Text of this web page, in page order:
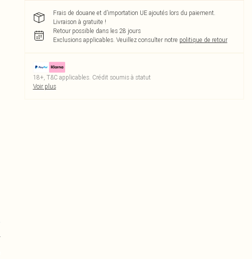
Frais de douane et d’importation UE ajoutés lors du paiement.
Livraison à gratuite !
Retour possible dans les 28 jours
Exclusions applicables. Veuillez consulter notre politique de retour
18+, T&C applicables. Crédit soumis à statut
Voir plus